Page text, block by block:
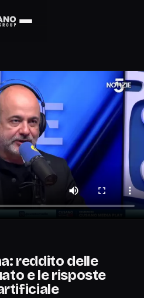
reddito delle
e le risposte